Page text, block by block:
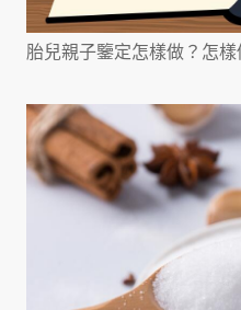
胎兒親子鑒定怎樣做？怎